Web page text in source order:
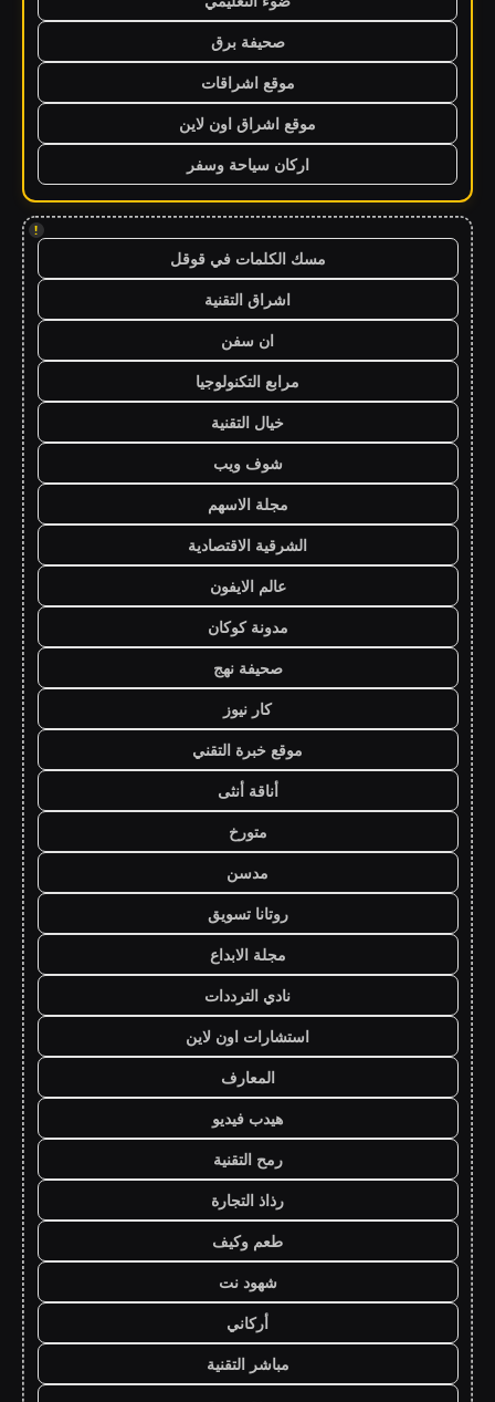
صحيفة برق
موقع اشراقات
موقع اشراق اون لاين
اركان سياحة وسفر
!
مسك الكلمات في قوقل
اشراق التقنية
ان سفن
مرابع التكنولوجيا
خيال التقنية
شوف ويب
مجلة الاسهم
الشرقية الاقتصادية
عالم الايفون
مدونة كوكان
صحيفة نهج
كار نيوز
موقع خبرة التقني
أناقة أنثى
متورخ
مدسن
روتانا تسويق
مجلة الابداع
نادي الترددات
استشارات اون لاين
المعارف
هيدب فيديو
رمح التقنية
رذاذ التجارة
طعم وكيف
شهود نت
أركاني
مباشر التقنية